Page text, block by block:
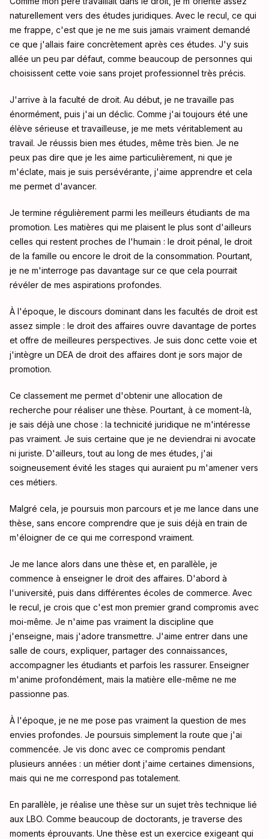
naturellement vers des études juridiques. Avec le recul, ce qui
me frappe, c'est que je ne me suis jamais vraiment demandé
ce que j'allais faire concrètement après ces études. J'y suis
allée un peu par défaut, comme beaucoup de personnes qui
choisissent cette voie sans projet professionnel très précis.
J'arrive à la faculté de droit. Au début, je ne travaille pas
énormément, puis j'ai un déclic. Comme j'ai toujours été une
élève sérieuse et travailleuse, je me mets véritablement au
travail. Je réussis bien mes études, même très bien. Je ne
peux pas dire que je les aime particulièrement, ni que je
m'éclate, mais je suis persévérante, j'aime apprendre et cela
me permet d'avancer.
Je termine régulièrement parmi les meilleurs étudiants de ma
promotion. Les matières qui me plaisent le plus sont d'ailleurs
celles qui restent proches de l'humain : le droit pénal, le droit
de la famille ou encore le droit de la consommation. Pourtant,
je ne m'interroge pas davantage sur ce que cela pourrait
révéler de mes aspirations profondes.
À l'époque, le discours dominant dans les facultés de droit est
assez simple : le droit des affaires ouvre davantage de portes
et offre de meilleures perspectives. Je suis donc cette voie et
j'intègre un DEA de droit des affaires dont je sors major de
promotion.
Ce classement me permet d'obtenir une allocation de
recherche pour réaliser une thèse. Pourtant, à ce moment-là,
je sais déjà une chose : la technicité juridique ne m'intéresse
pas vraiment. Je suis certaine que je ne deviendrai ni avocate
ni juriste. D'ailleurs, tout au long de mes études, j'ai
soigneusement évité les stages qui auraient pu m'amener vers
ces métiers.
Malgré cela, je poursuis mon parcours et je me lance dans une
thèse, sans encore comprendre que je suis déjà en train de
m'éloigner de ce qui me correspond vraiment.
Je me lance alors dans une thèse et, en parallèle, je
commence à enseigner le droit des affaires. D'abord à
l'université, puis dans différentes écoles de commerce. Avec
le recul, je crois que c'est mon premier grand compromis avec
moi-même. Je n'aime pas vraiment la discipline que
j'enseigne, mais j'adore transmettre. J'aime entrer dans une
salle de cours, expliquer, partager des connaissances,
accompagner les étudiants et parfois les rassurer. Enseigner
m'anime profondément, mais la matière elle-même ne me
passionne pas.
À l'époque, je ne me pose pas vraiment la question de mes
envies profondes. Je poursuis simplement la route que j'ai
commencée. Je vis donc avec ce compromis pendant
plusieurs années : un métier dont j'aime certaines dimensions,
mais qui ne me correspond pas totalement.
En parallèle, je réalise une thèse sur un sujet très technique lié
aux LBO. Comme beaucoup de doctorants, je traverse des
moments éprouvants. Une thèse est un exercice exigeant qui